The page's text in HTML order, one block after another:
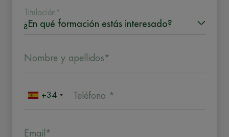
Titulación*
Nombre y apellidos*
+34 Teléfono *
Email*